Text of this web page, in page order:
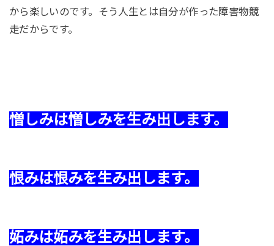
から楽しいのです。そう人生とは自分が作った障害物競
走だからです。
憎しみは憎しみを生み出します。
恨みは恨みを生み出します。
妬みは妬みを生み出します。